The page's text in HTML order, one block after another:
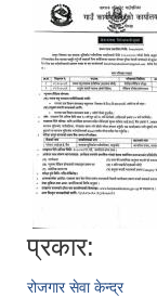
प्रकार:
रोजगार सेवा केन्द्र